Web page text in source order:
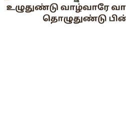
🎓 B.E./B.Tech முடித்த